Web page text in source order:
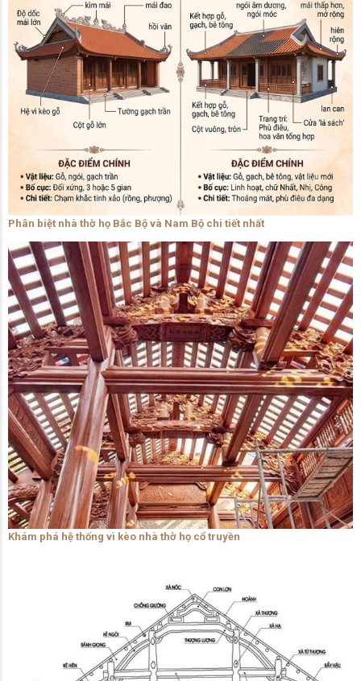
Phân biệt nhà thờ họ Bắc Bộ và Nam Bộ chi tiết nhất
Khám phá hệ thống vì kèo nhà thờ họ cổ truyền